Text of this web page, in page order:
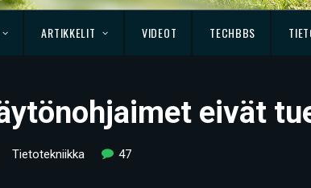
ARTIKKELIT VIDEOT TECHBBS
eivät
Tietotekniikka 47